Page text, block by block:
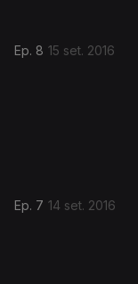
Ep. 8 15 set. 2016
Ep. 7 14 set. 2016